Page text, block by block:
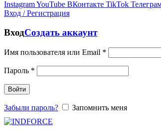
InstagramYouTube ВКонтакте TikTok
Вход / Регистрация
ВходСоздать аккаунт
Имя пользователя или Email *
Пароль *
Войти
Забыли пароль? Запомнить меня